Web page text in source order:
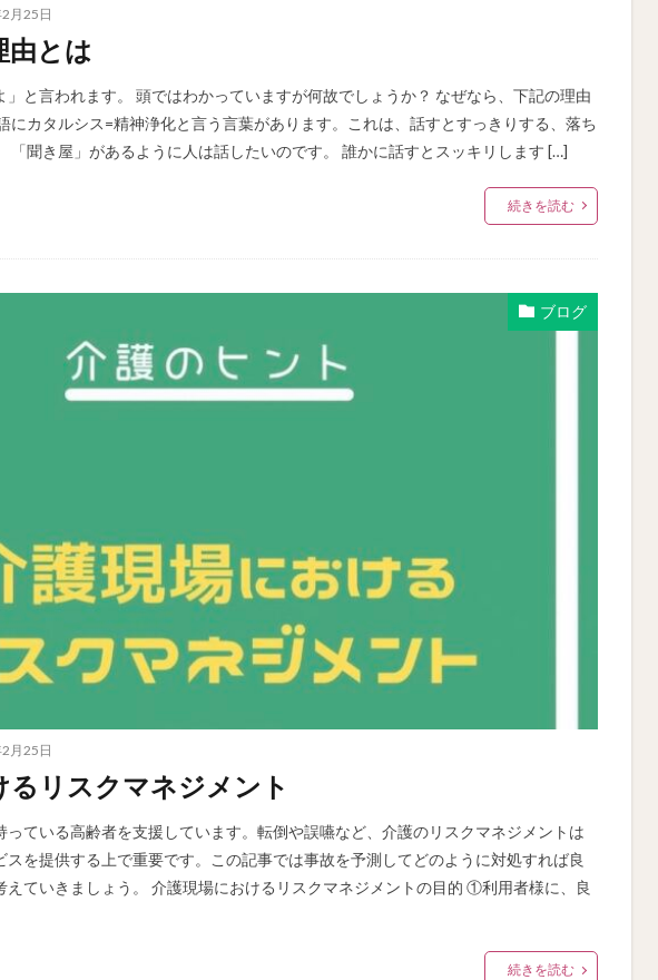
月25日
由とは
と言われます。 頭ではわかっていますが何故でしょうか？ なぜなら、下記の理由
にカタルシス=精神浄化と言う言葉があります。これは、話すとすっきりする、落ち
「聞き屋」があるように人は話したいのです。 誰かに話すとスッキリします […]
続きを読む
ブログ
月25日
るリスクマネジメント
っている高齢者を支援しています。転倒や誤嚥など、介護のリスクマネジメントは
スを提供する上で重要です。この記事では事故を予測してどのように対処すれば良
えていきましょう。 介護現場におけるリスクマネジメントの目的 ①利用者様に、良
続きを読む